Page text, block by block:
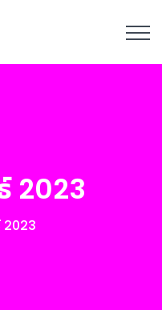
2023
2023